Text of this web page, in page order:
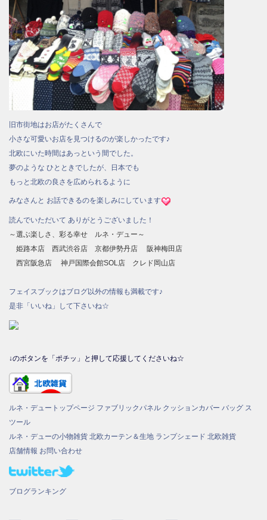
旧市街地はお店がたくさんで
小さな可愛いお店を見つけるのが楽しかったです♪
北欧にいた時間はあっという間でした。
夢のような ひとときでしたが、日本でも
もっと北欧の良さを広められるように
みなさんと お話できるのを楽しみにしています
読んでいただいて ありがとうございました！
～選ぶ楽しさ、彩る幸せ ルネ・デュー～
姫路本店 西武渋谷店 京都伊勢丹店 阪神梅田店
西宮阪急店 神戸国際会館SOL店 クレド岡山店
フェイスブックはブログ以外の情報も満載です♪
是非「いいね」して下さいね☆
↓のボタンを「ポチッ」と押して応援してくださいね☆
ルネ・デュートップページ ファブリックパネル クッションカバー バッグ ス
ツール
ルネ・デューの小物雑貨 北欧カーテン＆生地 ランプシェード 北欧雑貨
店舗情報 お問い合わせ
ブログランキング